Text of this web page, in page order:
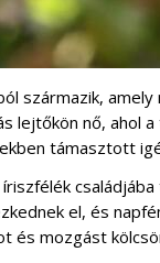
származik,
lejtőkön nő, ahol
támasztott
el, és
és mozgást